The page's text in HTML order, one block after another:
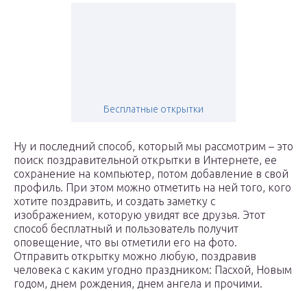
Бесплатные открытки
Ну и последний способ, который мы рассмотрим – это
поиск поздравительной открытки в Интернете, ее
сохранение на компьютер, потом добавление в свой
профиль. При этом можно отметить на ней того, кого
хотите поздравить, и создать заметку с
изображением, которую увидят все друзья. Этот
способ бесплатный и пользователь получит
оповещение, что вы отметили его на фото.
Отправить открытку можно любую, поздравив
человека с каким угодно праздником: Пасхой, Новым
годом, днем рождения, днем ангела и прочими.